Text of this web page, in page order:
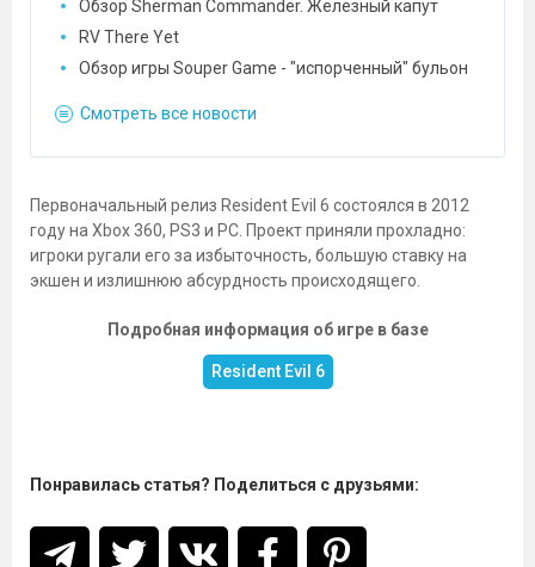
Обзор Sherman Commander. Железный капут
RV There Yet
Обзор игры Souper Game - "испорченный" бульон
Смотреть все новости
Первоначальный релиз Resident Evil 6 состоялся в 2012
году на Xbox 360, PS3 и PC. Проект приняли прохладно:
игроки ругали его за избыточность, большую ставку на
экшен и излишнюю абсурдность происходящего.
Подробная информация об игре в базе
Resident Evil 6
Понравилась статья? Поделиться с друзьями: